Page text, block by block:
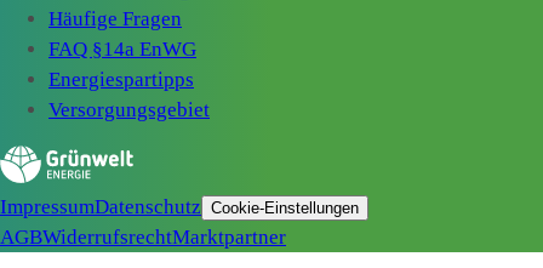
Häufige Fragen
FAQ §14a EnWG
Energiespartipps
Versorgungsgebiet
ImpressumDatenschutz Cookie-Einstellungen
AGBWiderrufsrechtMarktpartner